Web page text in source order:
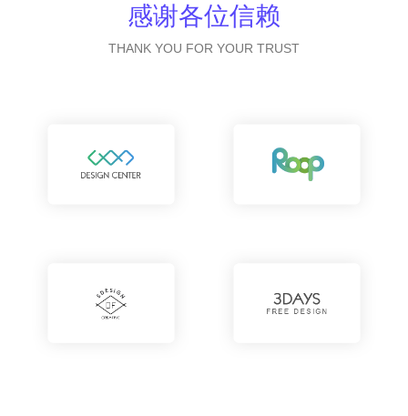
感谢各位信赖
THANK YOU FOR YOUR TRUST